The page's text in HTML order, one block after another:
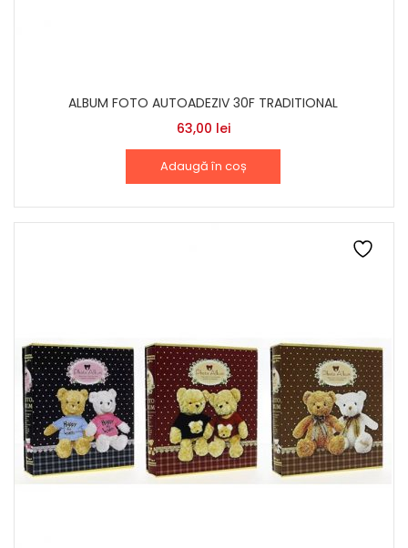
ALBUM FOTO AUTOADEZIV 30F TRADITIONAL
63,00 lei
Adaugă în coș